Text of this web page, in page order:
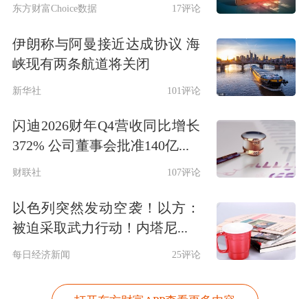
医生其治疗情况。
印度航空上一次发生致命事故还要追溯
到1985年6月23日。印度航空182号班机
在执行加拿大到英国的航段中，突然在
爱尔兰领空爆炸，坠入
。机上共
329名乘客及机组人员全部遇难，事后
查明这是一起恐怖袭击。
此后40年间，印度航空再也没有发生过
东方财富Choice数据 17评论
伊朗称与阿曼接近达成协议 海
峡现有两条航道将关闭
新华社 101评论
闪迪2026财年Q4营收同比增长
372% 公司董事会批准140亿...
财联社 107评论
以色列突然发动空袭！以方：
被迫采取武力行动！内塔尼...
每日经济新闻 25评论